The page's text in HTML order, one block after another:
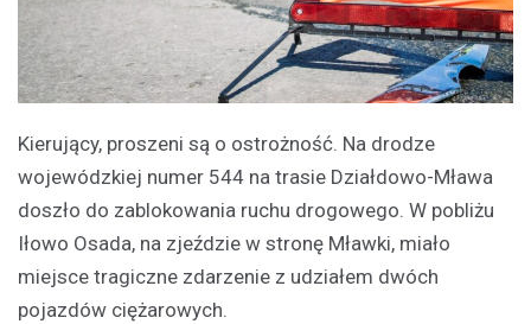
Kierujący, proszeni są o ostrożność. Na drodze
wojewódzkiej numer 544 na trasie Działdowo-Mława
doszło do zablokowania ruchu drogowego. W pobliżu
Iłowo Osada, na zjeździe w stronę Mławki, miało
miejsce tragiczne zdarzenie z udziałem dwóch
pojazdów ciężarowych.